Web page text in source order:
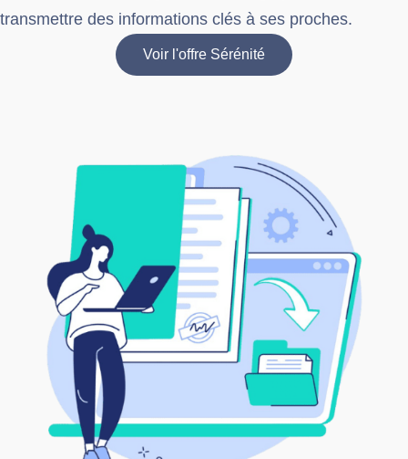
transmettre des informations clés à ses proches.
Voir l'offre Sérénité